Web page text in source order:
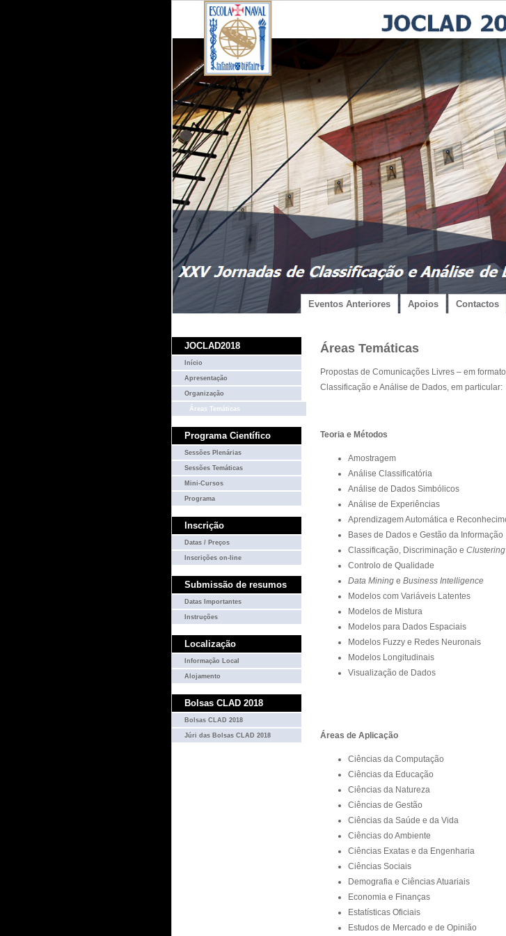
Eventos Anteriores Apoios Contactos
JOCLAD2018
Início
Apresentação
Organização
Áreas Temáticas
Programa Científico
Sessões Plenárias
Sessões Temáticas
Mini-Cursos
Programa
Inscrição
Datas / Preços
Inscrições on-line
Submissão de resumos
Datas Importantes
Instruções
Localização
Informação Local
Alojamento
Bolsas CLAD 2018
Bolsas CLAD 2018
Júri das Bolsas CLAD 2018
Áreas Temáticas
Propostas de Comunicações Livres – em
Classificação e Análise de Dados, em particular:
Teoria e Métodos
Amostragem
Análise Classificatória
Análise de Dados Simbólicos
Análise de Experiências
Aprendizagem Automática e
Bases de Dados e Gestão da Informação
Classificação, Discriminação e Clustering
Controlo de Qualidade
Data Mining e Business Intelligence
Modelos com Variáveis Latentes
Modelos de Mistura
Modelos para Dados Espaciais
Modelos Fuzzy e Redes Neuronais
Modelos Longitudinais
Visualização de Dados
Áreas de Aplicação
Ciências da Computação
Ciências da Educação
Ciências da Natureza
Ciências de Gestão
Ciências da Saúde e da Vida
Ciências do Ambiente
Ciências Exatas e da Engenharia
Ciências Sociais
Demografia e Ciências Atuariais
Economia e Finanças
Estatísticas Oficiais
Estudos de Mercado e de Opinião